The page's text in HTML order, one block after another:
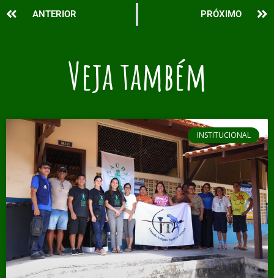
ANTERIOR PRÓXIMO
Veja também
INSTITUCIONAL